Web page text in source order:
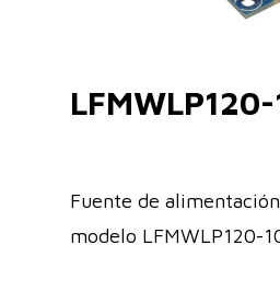
Fuente de
modelo LFMWLP120-